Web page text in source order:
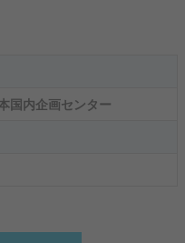
国内企画センター